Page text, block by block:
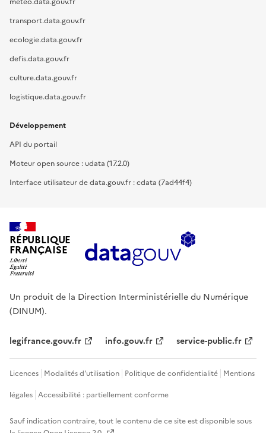
transport.data.gouv.fr
ecologie.data.gouv.fr
defis.data.gouv.fr
culture.data.gouv.fr
logistique.data.gouv.fr
Développement
API du portail
Moteur open source : udata (17.2.0)
Interface utilisateur de data.gouv.fr : cdata (7ad44f4)
RÉPUBLIQUE
FRANÇAISE
Un produit de la Direction Interministérielle du Numérique
(DINUM).
legifrance.gouv.fr info.gouv.fr service-public.fr
Licences Modalités d'utilisation Politique de confidentialité Mentions
légales Accessibilité : partiellement conforme
Sauf indication contraire, tout le contenu de ce site est disponible sous